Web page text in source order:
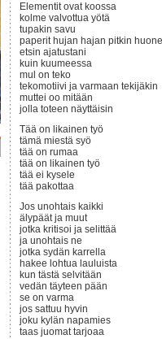
Elementit ovat koossa
kolme valvottua yötä
tupakin savu
paperit hujan hajan pitkin
etsin ajatustani
kuin kuumeessa
mul on teko
tekomotiivi ja varmaan tekijäkin
muttei oo mitään
jolla toteen näyttäisin
Tää on likainen työ
tämä miestä syö
tää on rumaa
tää on likainen työ
tää ei kysele
tää pakottaa
Jos unohtais kaikki
älypäät ja muut
jotka kritisoi ja selittää
ja unohtais ne
jotka sydän karrella
hakee lohtua lauluista
kun tästä selvitään
vedän täyteen pään
se on varma
jos sattuu hyvin
joku kylän napamies
taas juomat tarjoaa